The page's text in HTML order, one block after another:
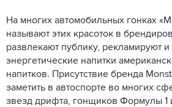
На многих автомобильных гонках
называют этих красоток в
развлекают публику, рекламируют
энергетические напитки
напитков. Присутствие бренда
заметить в автоспорте во многих
звезд дрифта, гонщиков Формулы 1